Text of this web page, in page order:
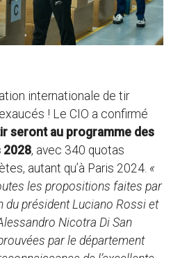
internationale de tir
! Le CIO a confirmé
seront au programme des
2028, avec 340 quotas
autant qu’à Paris 2024. «
les propositions faites par
du président Luciano Rossi et
Nicotra Di San
par le département